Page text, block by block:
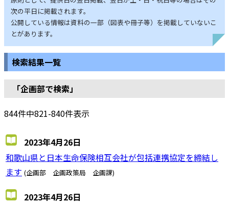
次の平日に掲載されます。
公開している情報は資料の一部（図表や冊子等）を掲載していないこ
とがあります。
検索結果一覧
「企画部で検索」
844件中821-840件表示
2023年4月26日
和歌山県と日本生命保険相互会社が包括連携協定を締結し
ます (企画部 企画政策局 企画課)
2023年4月26日